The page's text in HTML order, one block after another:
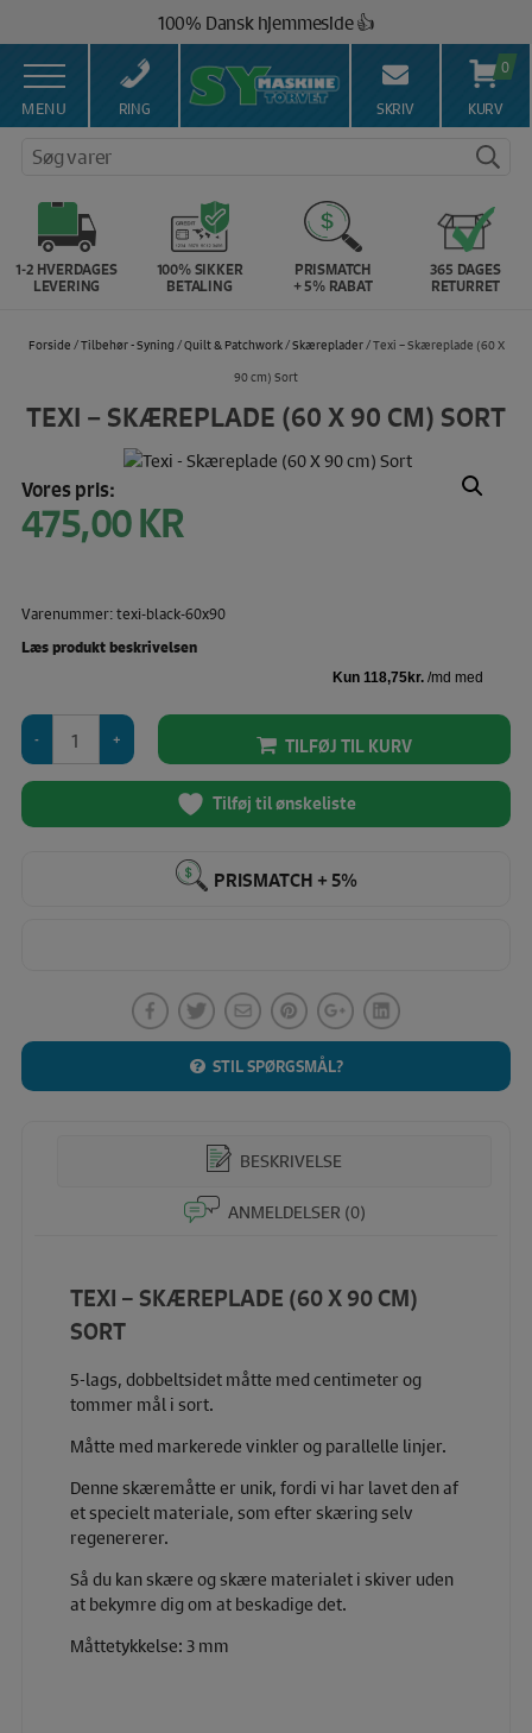
indholdet
100% Dansk hjemmeside 👍
Brug for hjælp? Ring på 43 44 45 15 ☎️
Vi matcher alle danske priser 💰
MENU RING SKRIV
0
KURV
Søg varer
1-2 HVERDAGES
LEVERING
100% SIKKER
BETALING
PRISMATCH
+ 5% RABAT
365 DAGES
RETURRET
Forside /Tilbehør - Syning /Quilt & Patchwork/Skæreplader/ Texi – Skæreplade (60 X
90 cm) Sort
TEXI – SKÆREPLADE (60 X 90 CM) SORT
Vores pris:
475,00KR
Varenummer: texi-black-60x90
Læs produkt beskrivelsen
Skæreplade
X
TILFØJ TIL KURV
Tilføj til ønskeliste
PRISMATCH + 5%
STIL SPØRGSMÅL?
BESKRIVELSE
ANMELDELSER (0)
TEXI – SKÆREPLADE (60 X 90 CM)
SORT
5-lags, dobbeltsidet måtte med centimeter og
tommer mål i sort.
Måtte med markerede vinkler og parallelle linjer.
Denne skæremåtte er unik, fordi vi har lavet den af ​​
et specielt materiale, som efter skæring selv
regenererer.
Så du kan skære og skære materialet i skiver uden
at bekymre dig om at beskadige det.
Måttetykkelse: 3 mm